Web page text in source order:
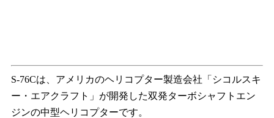
S-76Cは、アメリカのヘリコプター製造会社「シコルスキ
ー・エアクラフト」が開発した双発ターボシャフトエン
ジンの中型ヘリコプターです。